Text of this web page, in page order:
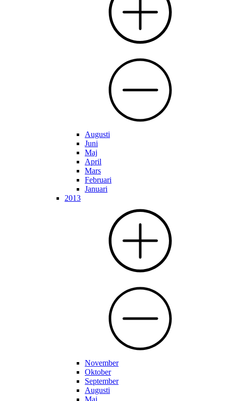
Augusti
Juni
Maj
April
Mars
Februari
Januari
2013
November
Oktober
September
Augusti
Maj